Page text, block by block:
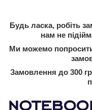
Будь ласка, робіть
нам не
Ми можемо попросити
Замовлення до 300